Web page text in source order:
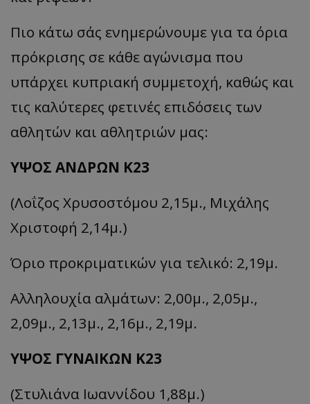
Πιο κάτω σάς ενημερώνουμε για τα όρια
πρόκρισης σε κάθε αγώνισμα που
υπάρχει κυπριακή συμμετοχή, καθώς και
τις καλύτερες φετινές επιδόσεις των
αθλητών και αθλητριών μας:
ΥΨΟΣ ΑΝΔΡΩΝ Κ23
(Λοΐζος Χρυσοστόμου 2,15μ., Μιχάλης
Χριστοφή 2,14μ.)
Όριο προκριματικών για τελικό: 2,19μ.
Αλληλουχία αλμάτων: 2,00μ., 2,05μ.,
2,09μ., 2,13μ., 2,16μ., 2,19μ.
ΥΨΟΣ ΓΥΝΑΙΚΩΝ Κ23
(Στυλιάνα Ιωαννίδου 1,88μ.)